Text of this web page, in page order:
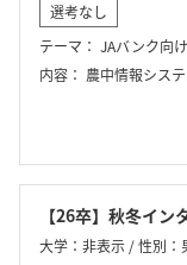
選考なし
テーマ： JAバンク向け、
内容： 農中情報システムのインターンシップでは、まず企業説明とともに、金融業界におけるシステムの役割や主要な金融システムについ
【26卒】秋冬イ
大学：非表示 / 性別